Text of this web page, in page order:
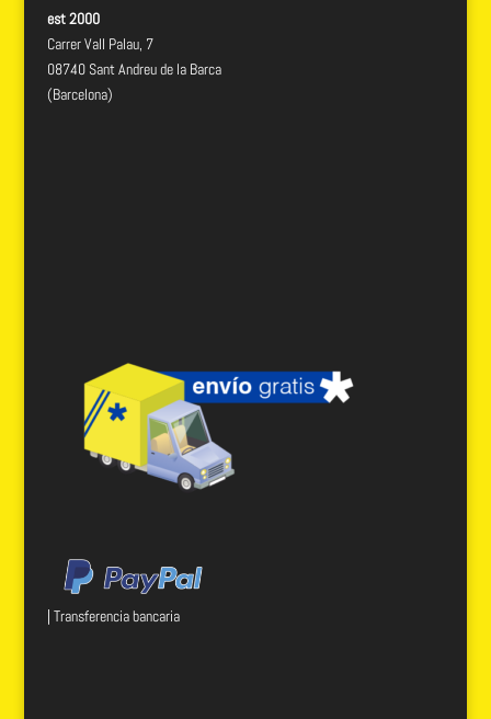
est 2000
Carrer Vall Palau, 7
08740 Sant Andreu de la Barca
(Barcelona)
| Transferencia bancaria